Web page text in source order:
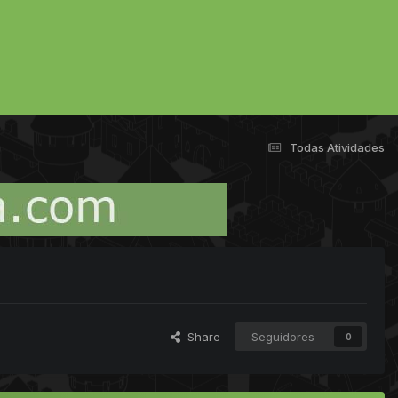
Todas Atividades
Share Seguidores 0